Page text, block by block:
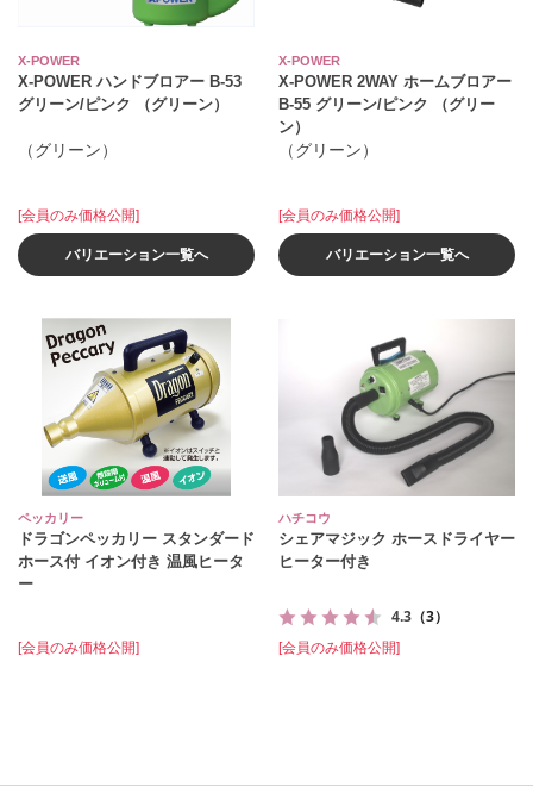
X-POWER
X-POWER ハンドブロアー B-53
グリーン/ピンク （グリーン）
（グリーン）
[会員のみ価格公開]
バリエーション一覧へ
X-POWER
X-POWER 2WAY ホームブロアー
B-55 グリーン/ピンク （グリー
ン）
（グリーン）
[会員のみ価格公開]
バリエーション一覧へ
ペッカリー
ドラゴンペッカリー スタンダード
ホース付 イオン付き 温風ヒータ
ー
[会員のみ価格公開]
ハチコウ
シェアマジック ホースドライヤー
ヒーター付き
4.3 （3）
[会員のみ価格公開]